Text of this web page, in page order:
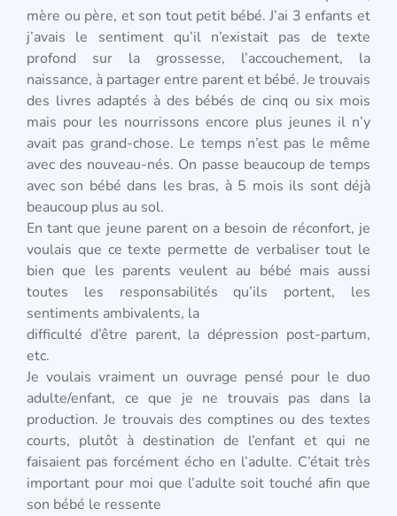
mère ou père, et son tout petit bébé. J’ai 3 enfants et
j’avais le sentiment qu’il n’existait pas de texte
profond sur la grossesse, l’accouchement, la
naissance, à partager entre parent et bébé. Je trouvais
des livres adaptés à des bébés de cinq ou six mois
mais pour les nourrissons encore plus jeunes il n’y
avait pas grand-chose. Le temps n’est pas le même
avec des nouveau-nés. On passe beaucoup de temps
avec son bébé dans les bras, à 5 mois ils sont déjà
beaucoup plus au sol.
En tant que jeune parent on a besoin de réconfort, je
voulais que ce texte permette de verbaliser tout le
bien que les parents veulent au bébé mais aussi
toutes les responsabilités qu’ils portent, les
sentiments ambivalents, la
difficulté d’être parent, la dépression post-partum,
etc.
Je voulais vraiment un ouvrage pensé pour le duo
adulte/enfant, ce que je ne trouvais pas dans la
production. Je trouvais des comptines ou des textes
courts, plutôt à destination de l’enfant et qui ne
faisaient pas forcément écho en l’adulte. C’était très
important pour moi que l’adulte soit touché afin que
son bébé le ressente